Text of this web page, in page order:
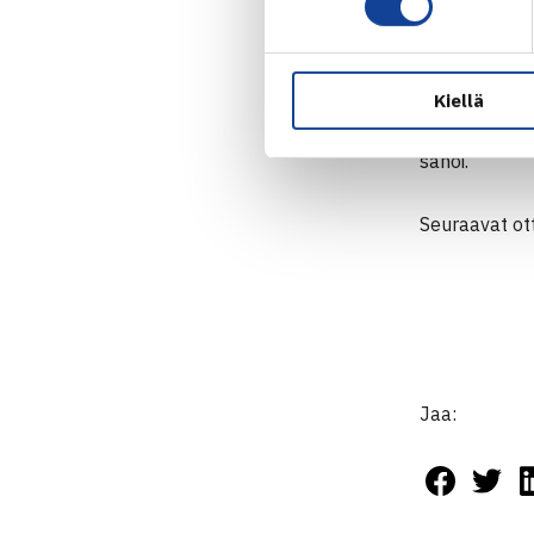
Kiellä
kilpailemaan,
– Olimme
sanoi.
Seuraavat
Jaa: